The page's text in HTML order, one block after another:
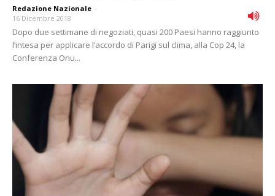
Redazione Nazionale -
16 Dicembre 2018
Dopo due settimane di negoziati, quasi 200 Paesi hanno raggiunto
l’intesa per applicare l’accordo di Parigi sul clima, alla Cop 24, la
Conferenza Onu...